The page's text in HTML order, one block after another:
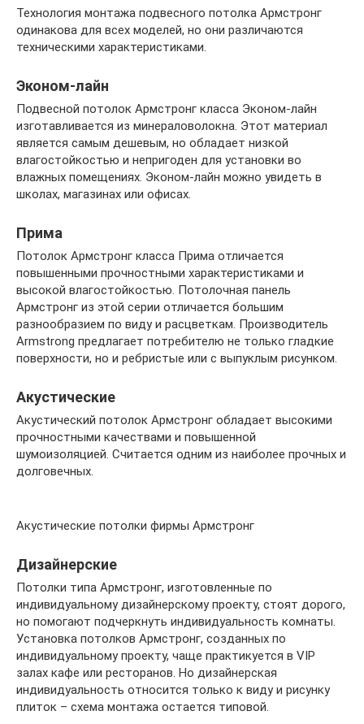
Технология монтажа подвесного потолка Армстронг
одинакова для всех моделей, но они различаются
техническими характеристиками.
Эконом-лайн
Подвесной потолок Армстронг класса Эконом-лайн
изготавливается из минераловолокна. Этот материал
является самым дешевым, но обладает низкой
влагостойкостью и непригоден для установки во
влажных помещениях. Эконом-лайн можно увидеть в
школах, магазинах или офисах.
Прима
Потолок Армстронг класса Прима отличается
повышенными прочностными характеристиками и
высокой влагостойкостью. Потолочная панель
Армстронг из этой серии отличается большим
разнообразием по виду и расцветкам. Производитель
Armstrong предлагает потребителю не только гладкие
поверхности, но и ребристые или с выпуклым рисунком.
Акустические
Акустический потолок Армстронг обладает высокими
прочностными качествами и повышенной
шумоизоляцией. Считается одним из наиболее прочных и
долговечных.
Акустические потолки фирмы Армстронг
Дизайнерские
Потолки типа Армстронг, изготовленные по
индивидуальному дизайнерскому проекту, стоят дорого,
но помогают подчеркнуть индивидуальность комнаты.
Установка потолков Армстронг, созданных по
индивидуальному проекту, чаще практикуется в VIP
залах кафе или ресторанов. Но дизайнерская
индивидуальность относится только к виду и рисунку
плиток – схема монтажа остается типовой.